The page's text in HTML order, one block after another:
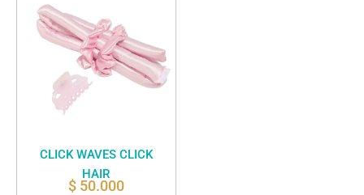
CLICK WAVES CLICK
HAIR
$50.000